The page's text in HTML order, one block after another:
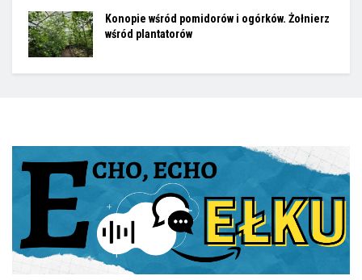
Konopie wśród pomidorów i ogórków. Żołnierz
wśród plantatorów